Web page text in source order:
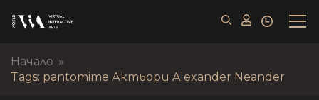
Начало »
Tags: pantomime Актьори Alexander Neander